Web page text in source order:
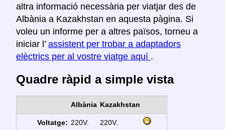
altra informació necessària per viatjar des de
Albània a Kazakhstan en aquesta pàgina. Si
voleu un informe per a altres països, torneu a
iniciar l’ assistent per trobar a adaptadors
elèctrics per al vostre viatge aquí .
Quadre ràpid a simple vista
Albània Kazakhstan
Voltatge: 220V. 220V.